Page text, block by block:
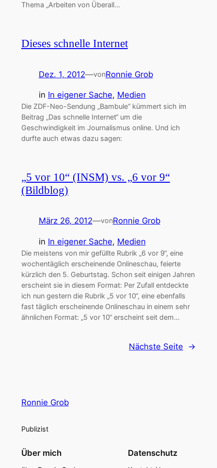
Thema „Arbeiten von Überall…
Dieses schnelle Internet
Dez. 1, 2012—vonRonnie Grob
in In eigener Sache, Medien
Die ZDF-Neo-Sendung „Bambule“ kümmert sich im
Beitrag „Das schnelle Internet“ um die
Geschwindigkeit im Journalismus online. Und ich
durfte auch etwas dazu sagen:
„5 vor 10“ (INSM) vs. „6 vor 9“
(Bildblog)
März 26, 2012—vonRonnie Grob
in In eigener Sache, Medien
Die meistens von mir gefüllte Rubrik „6 vor 9“, eine
wochentäglich erscheinende Onlineschau, feierte
kürzlich den 5. Geburtstag. Schon seit einigen Jahren
erscheint sie in diesem Format: Per Zufall entdeckte
ich nun gestern die Rubrik „5 vor 10“, eine ebenfalls
fast täglich erscheinende Onlineschau in einem sehr
ähnlichen Format: „5 vor 10“ erscheint seit dem…
Nächste Seite →
Ronnie Grob
Publizist
Über mich Datenschutz